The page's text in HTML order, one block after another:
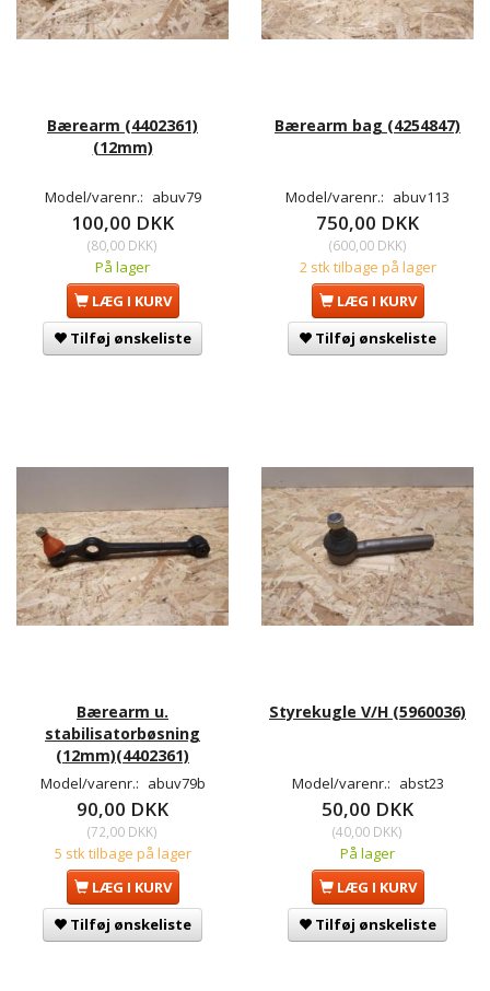
Bærearm (4402361)
(12mm)
Model/varenr.: abuv79
100,00 DKK
(80,00 DKK)
På lager
LÆG I KURV
Tilføj ønskeliste
Bærearm bag (4254847)
Model/varenr.: abuv113
750,00 DKK
(600,00 DKK)
2 stk tilbage på lager
LÆG I KURV
Tilføj ønskeliste
Bærearm u.
stabilisatorbøsning
(12mm)(4402361)
Model/varenr.: abuv79b
90,00 DKK
(72,00 DKK)
5 stk tilbage på lager
LÆG I KURV
Tilføj ønskeliste
Styrekugle V/H (5960036)
Model/varenr.: abst23
50,00 DKK
(40,00 DKK)
På lager
LÆG I KURV
Tilføj ønskeliste